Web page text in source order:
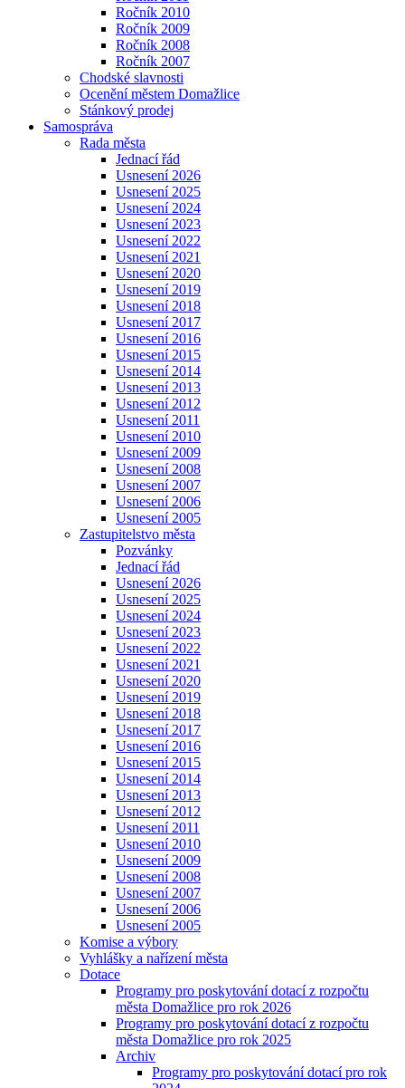
Ročník 2010
Ročník 2009
Ročník 2008
Ročník 2007
Chodské slavnosti
Ocenění městem Domažlice
Stánkový prodej
Samospráva
Rada města
Jednací řád
Usnesení 2026
Usnesení 2025
Usnesení 2024
Usnesení 2023
Usnesení 2022
Usnesení 2021
Usnesení 2020
Usnesení 2019
Usnesení 2018
Usnesení 2017
Usnesení 2016
Usnesení 2015
Usnesení 2014
Usnesení 2013
Usnesení 2012
Usnesení 2011
Usnesení 2010
Usnesení 2009
Usnesení 2008
Usnesení 2007
Usnesení 2006
Usnesení 2005
Zastupitelstvo města
Pozvánky
Jednací řád
Usnesení 2026
Usnesení 2025
Usnesení 2024
Usnesení 2023
Usnesení 2022
Usnesení 2021
Usnesení 2020
Usnesení 2019
Usnesení 2018
Usnesení 2017
Usnesení 2016
Usnesení 2015
Usnesení 2014
Usnesení 2013
Usnesení 2012
Usnesení 2011
Usnesení 2010
Usnesení 2009
Usnesení 2008
Usnesení 2007
Usnesení 2006
Usnesení 2005
Komise a výbory
Vyhlášky a nařízení města
Dotace
Programy pro poskytování dotací z rozpočtu
města Domažlice pro rok 2026
Programy pro poskytování dotací z rozpočtu
města Domažlice pro rok 2025
Archiv
Programy pro poskytování dotací pro rok